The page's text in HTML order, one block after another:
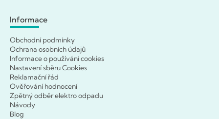
Informace
Obchodní podmínky
Ochrana osobních údajů
Informace o používání cookies
Nastavení sběru Cookies
Reklamační řád
Ověřování hodnocení
Zpětný odběr elektro odpadu
Návody
Blog